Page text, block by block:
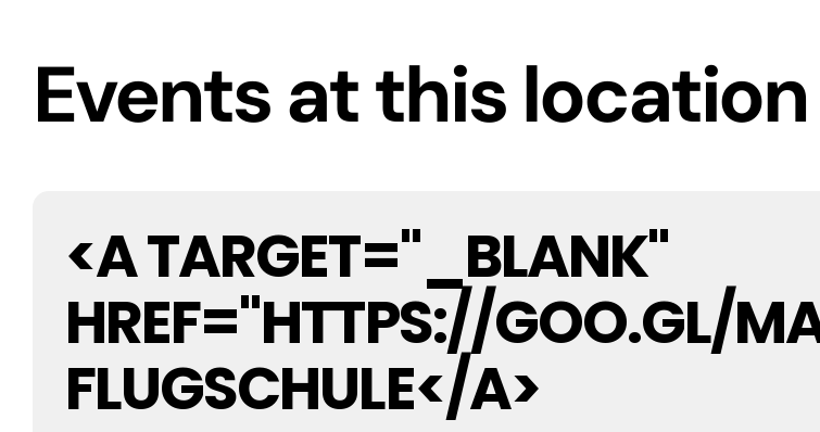
Events at this location
<A TARGET="_BLANK"
HREF="HTTPS://GOO.GL/
FLUGSCHULE</A>